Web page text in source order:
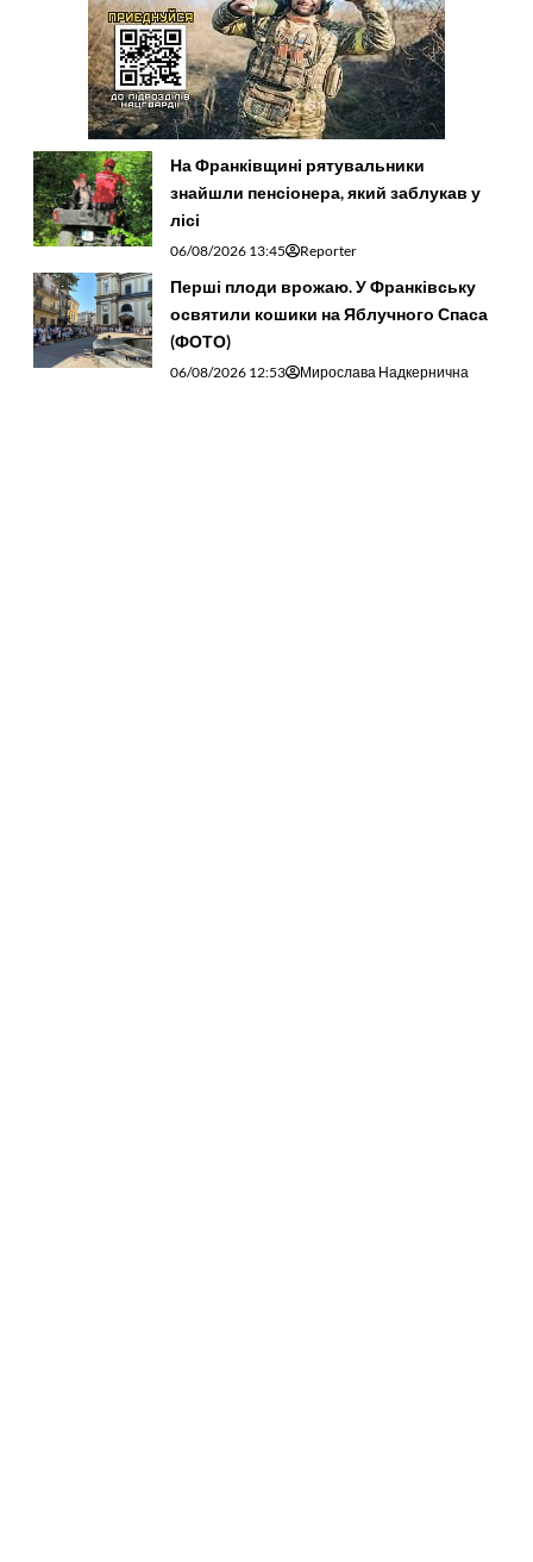
На Франківщині рятувальники
знайшли пенсіонера, який заблукав у
лісі
06/08/2026 13:45 Reporter
Перші плоди врожаю. У Франківську
освятили кошики на Яблучного Спаса
(ФОТО)
06/08/2026 12:53 Мирослава Надкернична